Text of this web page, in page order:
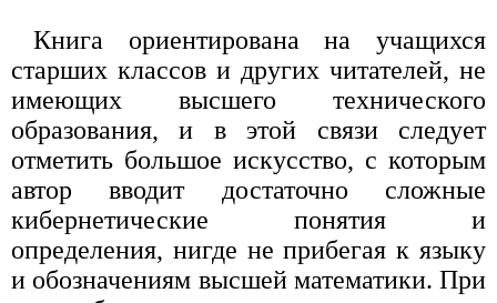
Книга ориентирована на учащихся
старших классов и других читателей, не
имеющих высшего технического
образования, и в этой связи следует
отметить большое искусство, с которым
автор вводит достаточно сложные
кибернетические понятия и
определения, нигде не прибегая к языку
и обозначениям высшей математики. При